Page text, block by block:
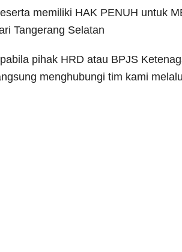
memiliki HAK PENUH untuk
Tangerang Selatan
pihak HRD atau BPJS
menghubungi tim kami